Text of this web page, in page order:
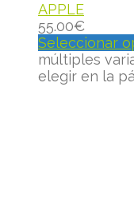
APPLE
55.00€
Seleccionar
múltiples
elegir en la